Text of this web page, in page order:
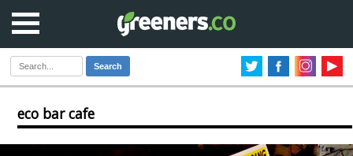
Search
eco bar cafe